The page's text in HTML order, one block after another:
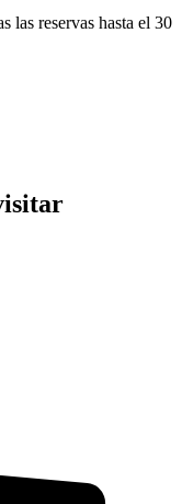
las reservas hasta el 30